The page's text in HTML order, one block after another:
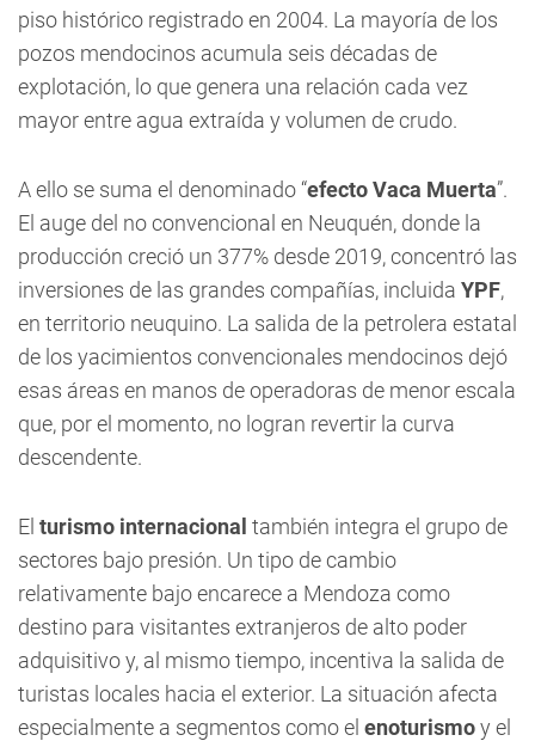
piso histórico registrado en 2004. La mayoría de los
pozos mendocinos acumula seis décadas de
explotación, lo que genera una relación cada vez
mayor entre agua extraída y volumen de crudo.
A ello se suma el denominado “efecto Vaca Muerta”.
El auge del no convencional en Neuquén, donde la
producción creció un 377% desde 2019, concentró las
inversiones de las grandes compañías, incluida YPF,
en territorio neuquino. La salida de la petrolera estatal
de los yacimientos convencionales mendocinos dejó
esas áreas en manos de operadoras de menor escala
que, por el momento, no logran revertir la curva
descendente.
El turismo internacional también integra el grupo de
sectores bajo presión. Un tipo de cambio
relativamente bajo encarece a Mendoza como
destino para visitantes extranjeros de alto poder
adquisitivo y, al mismo tiempo, incentiva la salida de
turistas locales hacia el exterior. La situación afecta
especialmente a segmentos como el enoturismoy el